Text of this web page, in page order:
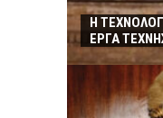
Η
ΕΡΓΑ